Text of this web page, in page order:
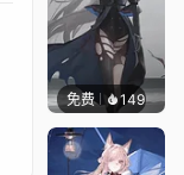
免费 149